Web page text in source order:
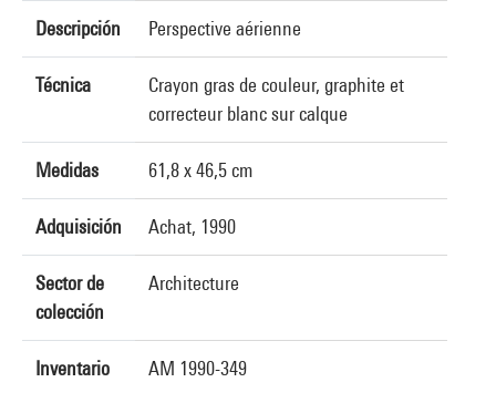
Descripción Perspective aérienne
Técnica
Crayon gras de couleur, graphite et
correcteur blanc sur calque
Medidas 61,8 x 46,5 cm
Adquisición Achat, 1990
Sector de
colección
Architecture
Inventario AM 1990-349